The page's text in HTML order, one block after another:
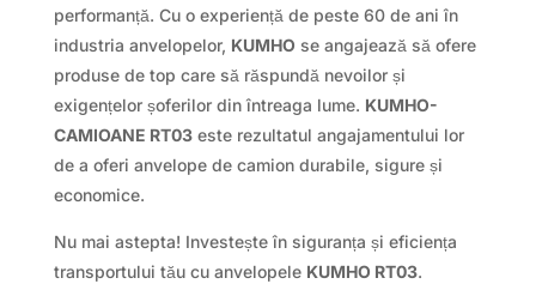
performanță. Cu o experiență de peste 60 de ani în
industria anvelopelor, KUMHO se angajează să ofere
produse de top care să răspundă nevoilor și
exigențelor șoferilor din întreaga lume. KUMHO-
CAMIOANE RT03este rezultatul angajamentului lor
de a oferi anvelope de camion durabile, sigure și
economice.
Nu mai astepta! Investește în siguranța și eficiența
transportului tău cu anvelopele KUMHO RT03.